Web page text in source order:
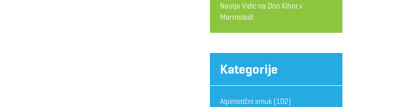
Nastja Vidicna Don Kihot v
Marmoladi
Kategorije
Alpinistični smuk(102)